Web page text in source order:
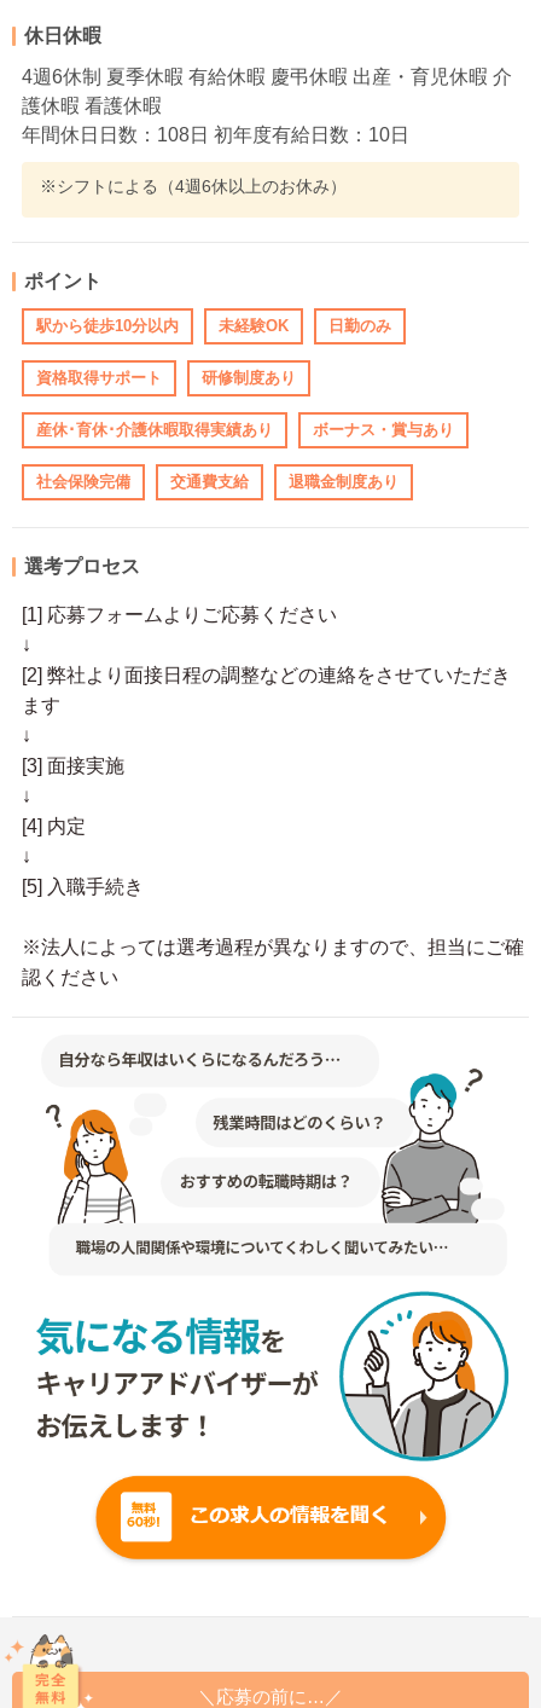
休日休暇
4週6休制 夏季休暇 有給休暇 慶弔休暇 出産・育児休暇 介
護休暇 看護休暇
年間休日日数：108日 初年度有給日数：10日
※シフトによる（4週6休以上のお休み）
ポイント
駅から徒歩10分以内 未経験OK 日勤のみ
資格取得サポート 研修制度あり
産休･育休･介護休暇取得実績あり ボーナス・賞与あり
社会保険完備 交通費支給 退職金制度あり
選考プロセス
[1] 応募フォームよりご応募ください
↓
[2] 弊社より面接日程の調整などの連絡をさせていただき
ます
↓
[3] 面接実施
↓
[4] 内定
↓
[5] 入職手続き
※法人によっては選考過程が異なりますので、担当にご確
認ください
＼応募の前に…／